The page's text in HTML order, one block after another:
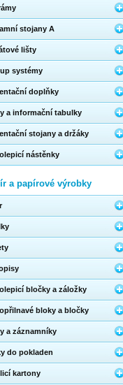
stojany A
lišty
systémy
doplňky
a informační tabulky
stojany a držáky
nástěnky
a papírové výrobky
bločky a záložky
bloky a bločky
a záznamníky
do pokladen
kartony